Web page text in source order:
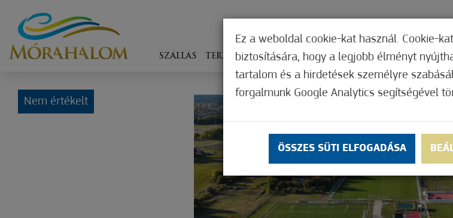
SZÁLLÁS TERÍTÉKEN ÉLMÉNYSZERZÉS ZÖLD FÓKUSZ
Nem értékelt
Ez a weboldal cookie-kat használ. Cookie-
biztosítására, hogy a legjobb élményt
tartalom és a hirdetések személyre
forgalmunk Google Analytics segítségével
ÖSSZES SÜTI ELFOGADÁSA